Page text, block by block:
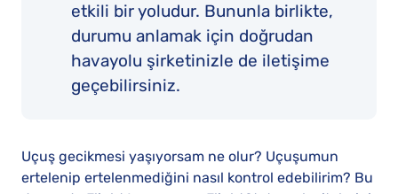
etkili bir yoludur. Bununla birlikte,
durumu anlamak için doğrudan
havayolu şirketinizle de iletişime
geçebilirsiniz.
Uçuş gecikmesi yaşıyorsam ne olur? Uçuşumun
ertelenip ertelenmediğini nasıl kontrol edebilirim? Bu